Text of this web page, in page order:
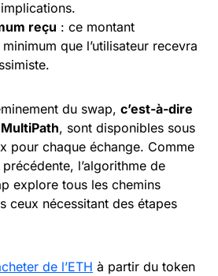
reçu : ce montant
que l’utilisateur recevra
du swap, c’est-à-dire
, sont disponibles sous
pour chaque échange. Comme
l’algorithme de
explore tous les chemins
ceux nécessitant des étapes
de l’ETH à partir du token